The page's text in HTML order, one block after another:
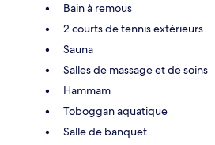
Bain à remous
2 courts de tennis extérieurs
Sauna
Salles de massage et de soins
Hammam
Toboggan aquatique
Salle de banquet